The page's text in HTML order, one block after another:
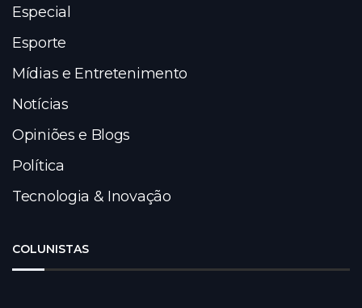
Especial
Esporte
Mídias e Entretenimento
Notícias
Opiniões e Blogs
Política
Tecnologia & Inovação
COLUNISTAS